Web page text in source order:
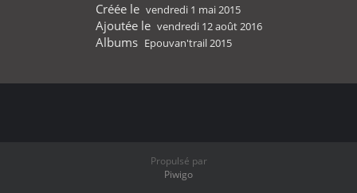
Créée le vendredi 1 mai 2015
Ajoutée le vendredi 12 août 2016
Albums Epouvan'trail 2015
Propulsé par
Piwigo